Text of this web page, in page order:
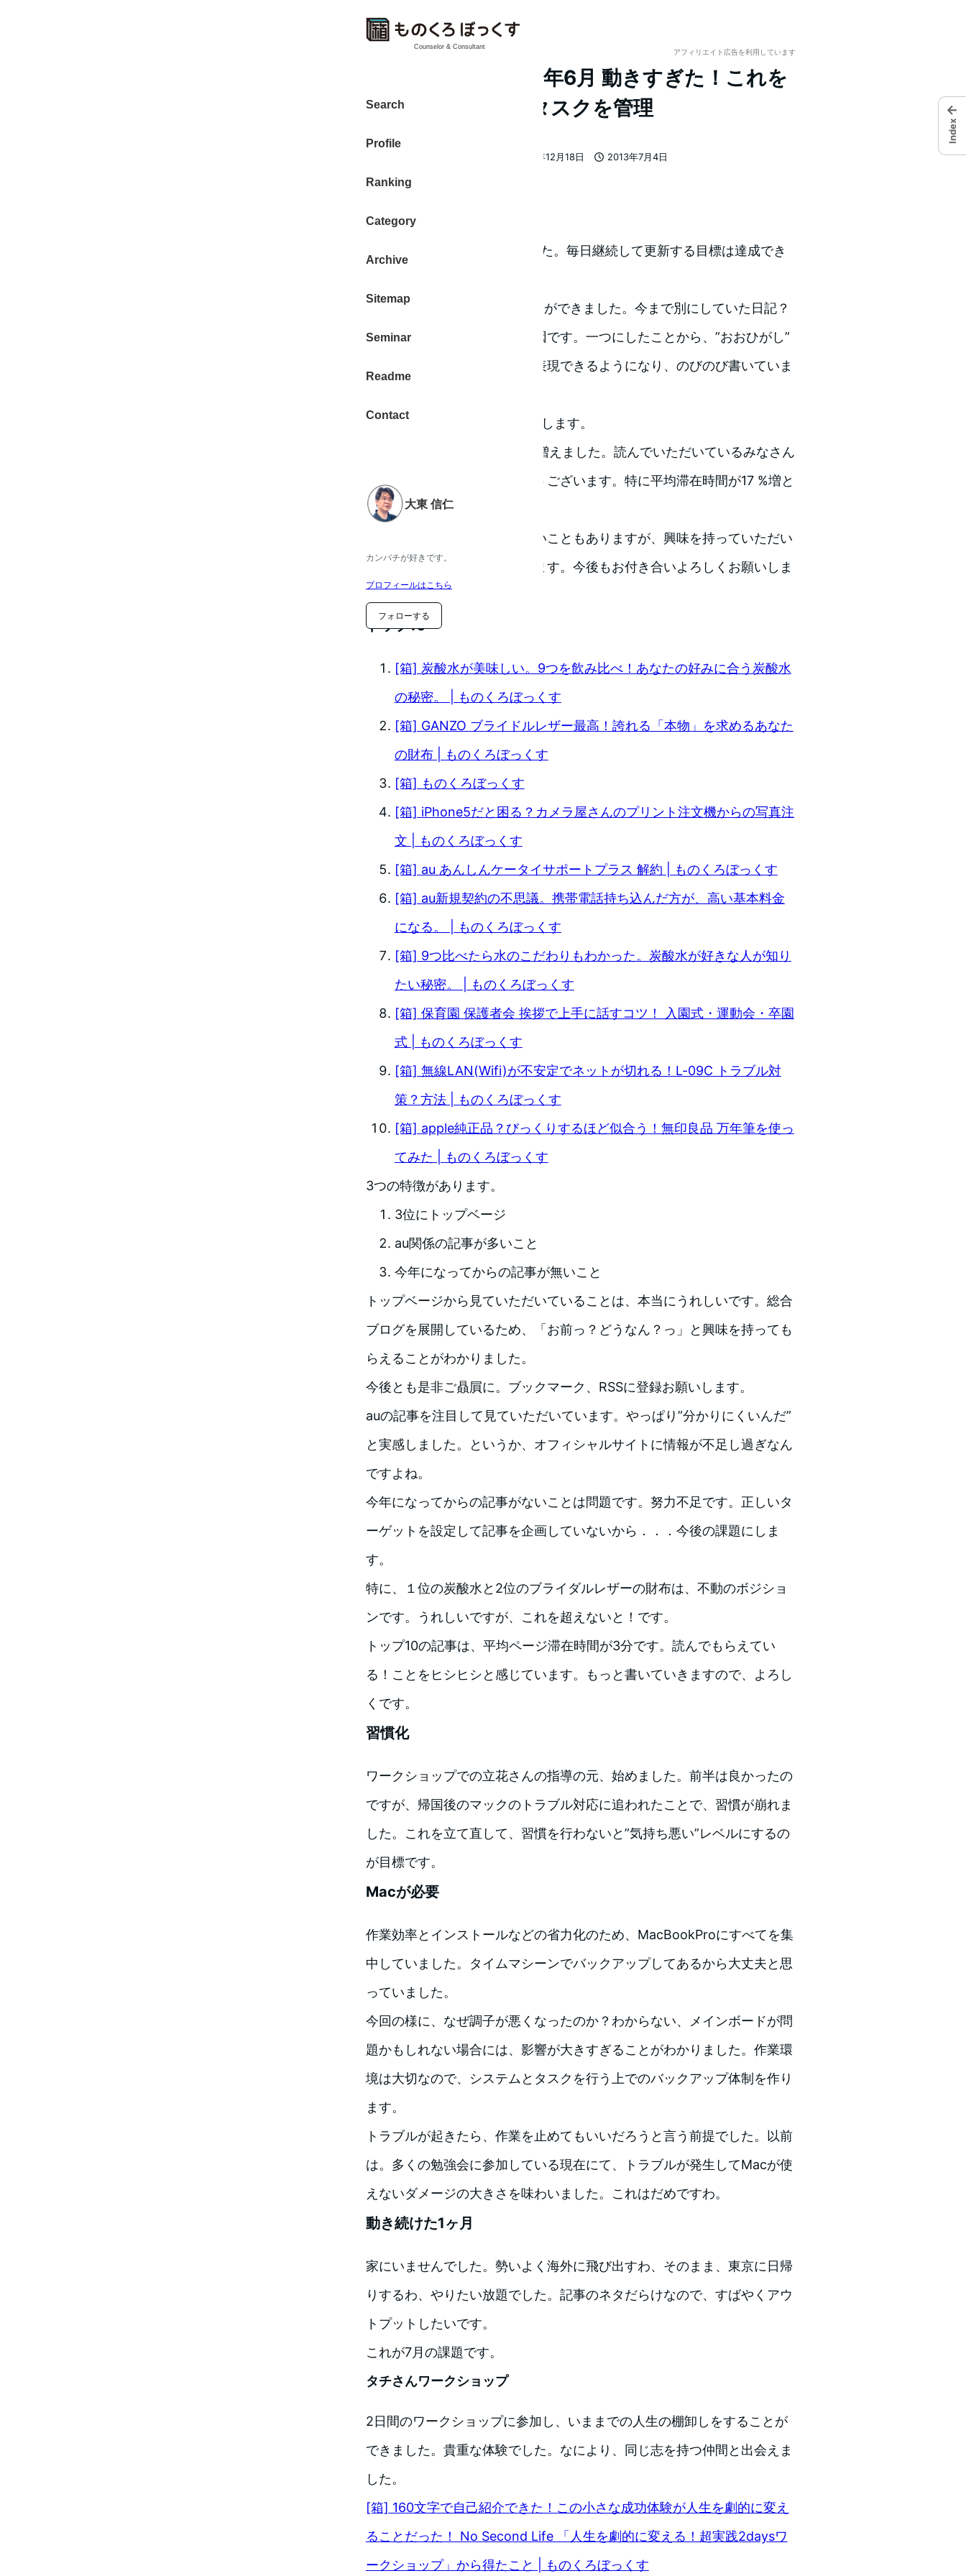
Counselor & Consultant
Search
Profile
Ranking
Category
Archive
Sitemap
Seminar
Readme
Contact
大東 信仁
カンパチが好きです。
プロフィールはこちら
フォローする
アフィリエイト広告を利用しています
月次レビュー 2013年6月 動きすぎた！これを
糧にして、今月はタスクを管理
2013年12月18日
2013年7月4日
者
投稿記事数 82エントリーでした。毎日継続して更新する目標は達成でき
26日は7エントリーを書くことができました。今まで別にしていた日記？
サイトを合流させたことも要因です。一つにしたことから、”おおひがし”
という変態の生き様を自由に表現できるようになり、のびのび書いていま
これは7月も続けて行く目標にします。
ページビューは先月比で13% 増えました。読んでいただいているみなさん
のおかげさまです。ありがとうございます。特に平均滞在時間が17 %増と
なったのがうれしいです。
ブログなのに長いっ記事が多いこともありますが、興味を持っていただい
ていると、 勝手に
理解しています。今後もお付き合いよろしくお願いしま
トップ10
[箱] 炭酸水が美味しい。9つを飲み比べ！あなたの好みに合う炭酸水
の秘密。 | ものくろぼっくす
[箱] GANZO ブライドルレザー最高！誇れる「本物」を求めるあなた
の財布 | ものくろぼっくす
[箱] ものくろぼっくす
[箱] iPhone5だと困る？カメラ屋さんのプリント注文機からの写真注
文 | ものくろぼっくす
[箱] au あんしんケータイサポートプラス 解約 | ものくろぼっくす
[箱] au新規契約の不思議。携帯電話持ち込んだ方が、高い基本料金
になる。 | ものくろぼっくす
[箱] 9つ比べたら水のこだわりもわかった。炭酸水が好きな人が知り
たい秘密。 | ものくろぼっくす
[箱] 保育園 保護者会 挨拶で上手に話すコツ！ 入園式・運動会・卒園
式 | ものくろぼっくす
[箱] 無線LAN(Wifi)が不安定でネットが切れる！L-09C トラブル対
策？方法 | ものくろぼっくす
[箱] apple純正品？びっくりするほど似合う！無印良品 万年筆を使っ
てみた | ものくろぼっくす
3つの特徴があります。
3位にトップベージ
au関係の記事が多いこと
今年になってからの記事が無いこと
トップベージから見ていただいていることは、本当にうれしいです。総合
ブログを展開しているため、「お前っ？どうなん？っ」と興味を持っても
らえることがわかりました。
今後とも是非ご贔屓に。ブックマーク、RSSに登録お願いします。
auの記事を注目して見ていただいています。やっぱり”分かりにくいんだ”
と実感しました。というか、オフィシャルサイトに情報が不足し過ぎなん
ですよね。
今年になってからの記事がないことは問題です。努力不足です。正しいタ
ーゲットを設定して記事を企画していないから．．．今後の課題にしま
す。
特に、１位の炭酸水と2位のブライダルレザーの財布は、不動のボジショ
ンです。うれしいですが、これを超えないと！です。
トップ10の記事は、平均ページ滞在時間が3分です。読んでもらえてい
る！ことをヒシヒシと感じています。もっと書いていきますので、よろし
くです。
習慣化
ワークショップでの立花さんの指導の元、始めました。前半は良かったの
ですが、帰国後のマックのトラブル対応に追われたことで、習慣が崩れま
した。これを立て直して、習慣を行わないと”気持ち悪い”レベルにするの
が目標です。
Macが必要
作業効率とインストールなどの省力化のため、MacBookProにすべてを集
中していました。タイムマシーンでバックアップしてあるから大丈夫と思
っていました。
今回の様に、なぜ調子が悪くなったのか？わからない、メインボードが問
題かもしれない場合には、影響が大きすぎることがわかりました。作業環
境は大切なので、システムとタスクを行う上でのバックアップ体制を作り
ます。
トラブルが起きたら、作業を止めてもいいだろうと言う前提でした。以前
は。多くの勉強会に参加している現在にて、トラブルが発生してMacが使
えないダメージの大きさを味わいました。これはだめですわ。
動き続けた1ヶ月
家にいませんでした。勢いよく海外に飛び出すわ、そのまま、東京に日帰
りするわ、やりたい放題でした。記事のネタだらけなので、すばやくアウ
トプットしたいです。
これが7月の課題です。
タチさんワークショップ
2日間のワークショップに参加し、いままでの人生の棚卸しをすることが
できました。貴重な体験でした。なにより、同じ志を持つ仲間と出会えま
した。
[箱] 160文字で自己紹介できた！この小さな成功体験が人生を劇的に変え
ることだった！ No Second Life 「人生を劇的に変える！超実践2daysワ
ークショップ」から得たこと | ものくろぼっくす
←
Index